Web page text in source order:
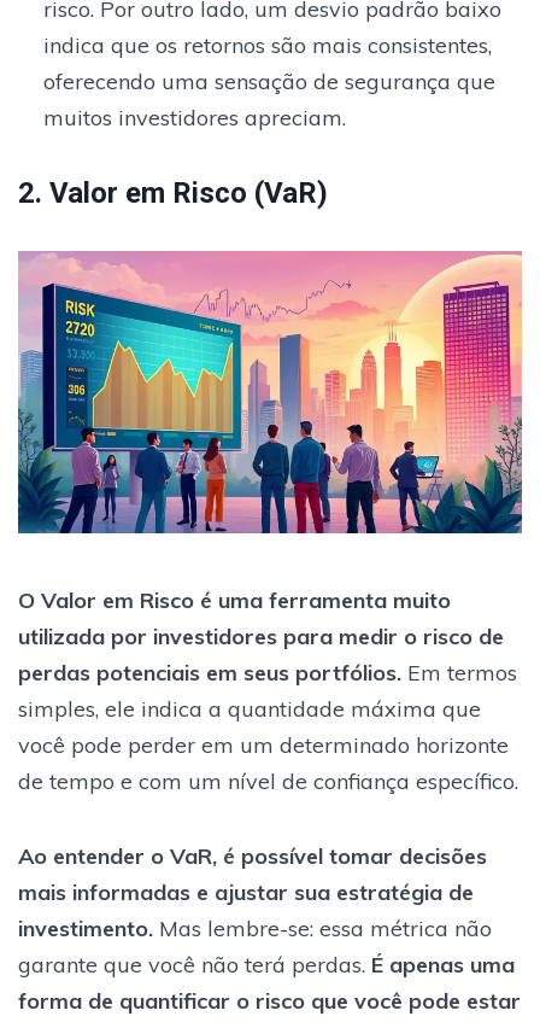
risco. Por outro lado, um desvio padrão baixo
indica que os retornos são mais consistentes,
oferecendo uma sensação de segurança que
muitos investidores apreciam.
2. Valor em Risco (VaR)
O Valor em Risco é uma ferramenta muito
utilizada por investidores para medir o risco de
perdas potenciais em seus portfólios. Em termos
simples, ele indica a quantidade máxima que
você pode perder em um determinado horizonte
de tempo e com um nível de confiança específico.
Ao entender o VaR, é possível tomar decisões
mais informadas e ajustar sua estratégia de
investimento. Mas lembre-se: essa métrica não
garante que você não terá perdas. É apenas uma
forma de quantificar o risco que você pode estar